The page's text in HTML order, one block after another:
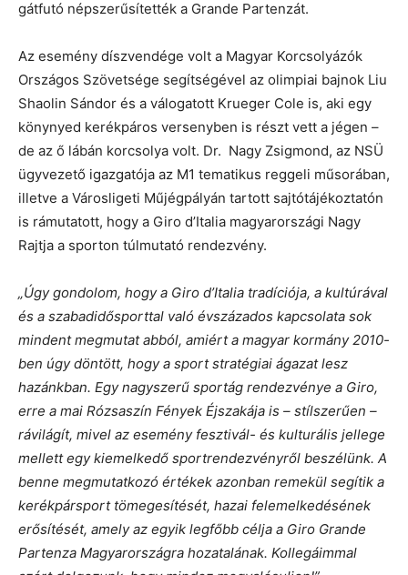
gátfutó népszerűsítették a Grande Partenzát.
Az esemény díszvendége volt a Magyar Korcsolyázók
Országos Szövetsége segítségével az olimpiai bajnok Liu
Shaolin Sándor és a válogatott Krueger Cole is, aki egy
könynyed kerékpáros versenyben is részt vett a jégen –
de az ő lábán korcsolya volt. Dr. Nagy Zsigmond, az NSÜ
ügyvezető igazgatója az M1 tematikus reggeli műsorában,
illetve a Városligeti Műjégpályán tartott sajtótájékoztatón
is rámutatott, hogy a Giro d’Italia magyarországi Nagy
Rajtja a sporton túlmutató rendezvény.
„Úgy gondolom, hogy a Giro d’Italia tradíciója, a kultúrával
és a szabadidősporttal való évszázados kapcsolata sok
mindent megmutat abból, amiért a magyar kormány 2010-
ben úgy döntött, hogy a sport stratégiai ágazat lesz
hazánkban. Egy nagyszerű sportág rendezvénye a Giro,
erre a mai Rózsaszín Fények Éjszakája is – stílszerűen –
rávilágít, mivel az esemény fesztivál- és kulturális jellege
mellett egy kiemelkedő sportrendezvényről beszélünk. A
benne megmutatkozó értékek azonban remekül segítik a
kerékpársport tömegesítését, hazai felemelkedésének
erősítését, amely az egyik legfőbb célja a Giro Grande
Partenza Magyarországra hozatalának. Kollegáimmal